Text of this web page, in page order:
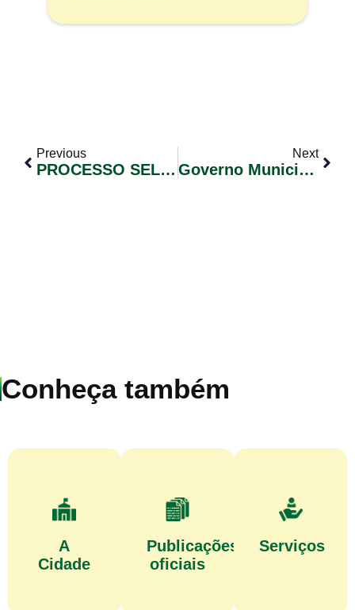
Previous
PROCESSO SELETIVO SIMPLIFICADO Nº 004/2021 EDITAL Nº 005 – CLASSIFICAÇÃO FINAL
Next
Governo Municipal Assina Convênio Com O Programa Pavimenta RS
Conheça também
A
Cidade
Publicações
oficiais
Serviços